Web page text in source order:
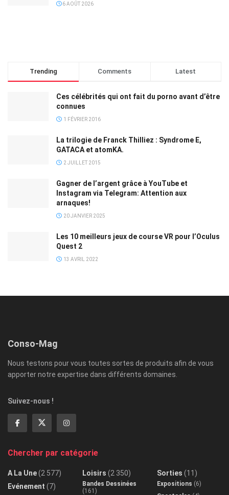
6 AOÛT 2026
Trending Comments Latest
Ces célébrités qui ont fait du porno avant d’être
connues
1 FÉVRIER 2016
La trilogie de Franck Thilliez : Syndrome E,
GATACA et atomKA.
2 JUILLET 2015
Gagner de l’argent grâce à YouTube et
Instagram via Telegram: Attention aux
arnaques!
20 JANVIER 2025
Les 10 meilleurs jeux de course VR pour l’Oculus
Quest 2
13 AVRIL 2022
Conso-Mag
Nous testons pour vous toutes sortes de produits afin de vous
apporter notre expertise dans différents domaines.
Suivez-nous !
Chercher par catégorie
A La Une(2 577)
Evénement (7)
Loisirs (2 350)
Bandes Dessinées
(161)
Sorties (11)
Expositions (6)